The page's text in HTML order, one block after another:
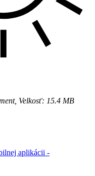
Velkosť: 15.4 MB
aplikácii -